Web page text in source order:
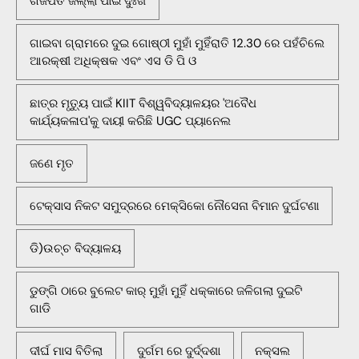
ଗାଇବା ଗ୍ରାମରେ ଦୁଇ ଗୋଷ୍ଠୀ ମୁହାଁ ମୁହିଁରାତି 12.30 ରେ ପହଁଚିଲେ
ଆରକ୍ଷୀ ଅଧିକ୍ଷକ ଏବଂ ଏସ ଡି ପି ଓ
ଛାତ୍ର ମୃତ୍ୟୁ ପାଇଁ KIIT ବିଶ୍ୱବିଦ୍ୟାଳୟର 'ଅବୈଧ
କାର୍ଯ୍ୟକଳାପ'କୁ ଦାୟୀ କରିଛି UGC ପ୍ୟାନେଲ
ଜଣେ ମୃତ
ଟେକ୍ସାସ ନିକଟ ସମୁଦ୍ରରେ ମେକ୍ସିକୋ ନୌସେନା ବିମାନ ଦୁର୍ଘଟଣା
ଡି)ଉଚ୍ଚ ବିଦ୍ୟାଳୟ
ଡୁଙ୍ଗି ଠାରେ ବୁଲେଟ କାର୍ ମୁହାଁ ମୁହିଁ ଧକ୍କାରେ ଜଳିଗଲା ଦୁଇଟି
ଗାଡି
ଦୀର୍ଘ ମାସ ବିତିଲା ଦୁର୍ଗମ ରେ ଦୁର୍ଦ୍ଦଶା ନକ୍ସଲ